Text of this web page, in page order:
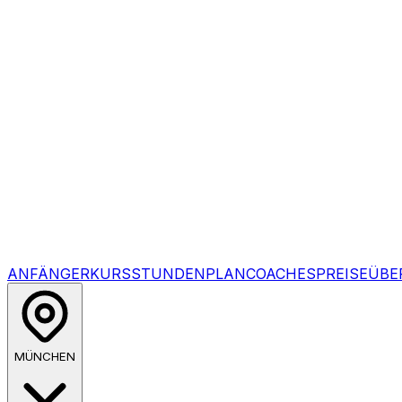
ANFÄNGERKURSSTUNDENPLANCOACHESPREISE
MÜNCHEN